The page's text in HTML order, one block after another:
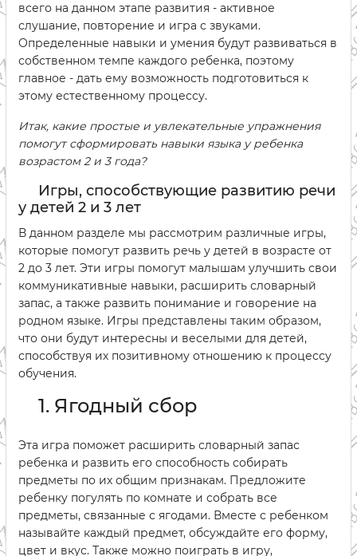
всего на данном этапе развития - активное
слушание, повторение и игра с звуками.
Определенные навыки и умения будут развиваться в
собственном темпе каждого ребенка, поэтому
главное - дать ему возможность подготовиться к
этому естественному процессу.
Итак, какие простые и увлекательные упражнения
помогут сформировать навыки языка у ребенка
возрастом 2 и 3 года?
Игры, способствующие развитию речи
у детей 2 и 3 лет
В данном разделе мы рассмотрим различные игры,
которые помогут развить речь у детей в возрасте от
2 до 3 лет. Эти игры помогут малышам улучшить свои
коммуникативные навыки, расширить словарный
запас, а также развить понимание и говорение на
родном языке. Игры представлены таким образом,
что они будут интересны и веселыми для детей,
способствуя их позитивному отношению к процессу
обучения.
1. Ягодный сбор
Эта игра поможет расширить словарный запас
ребенка и развить его способность собирать
предметы по их общим признакам. Предложите
ребенку погулять по комнате и собрать все
предметы, связанные с ягодами. Вместе с ребенком
называйте каждый предмет, обсуждайте его форму,
цвет и вкус. Также можно поиграть в игру,